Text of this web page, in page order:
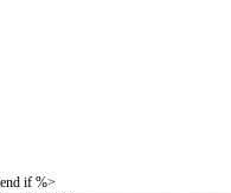
end if %>